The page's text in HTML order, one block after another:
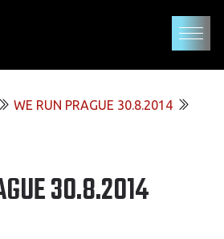
WE RUN PRAGUE 30.8.2014
30.8.2014